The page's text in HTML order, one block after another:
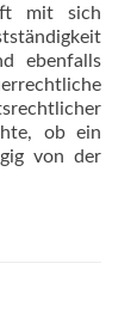
mit sich
ebenfalls
ob ein
von der